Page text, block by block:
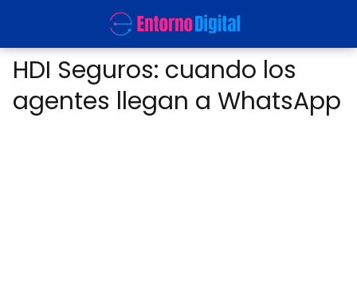
HDI Seguros: cuando los
agentes llegan a WhatsApp